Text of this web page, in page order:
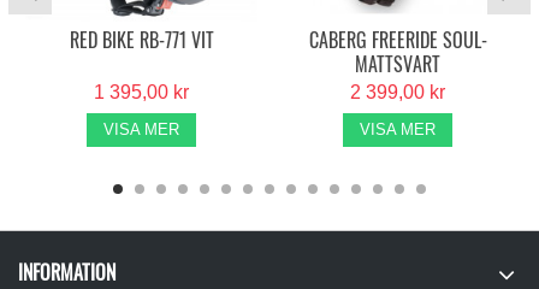
RED BIKE RB-771 VIT
1 395,00 kr
VISA MER
CABERG FREERIDE SOUL-
MATTSVART
2 399,00 kr
VISA MER
INFORMATION